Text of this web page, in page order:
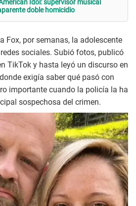
Idol: supervisor musical
doble homicidio
Fox, por semanas, la adolescente
sociales. Subió fotos, publicó
TikTok y hasta leyó un discurso en
exigía saber qué pasó con
importante cuando la policía la ha
sospechosa del crimen.